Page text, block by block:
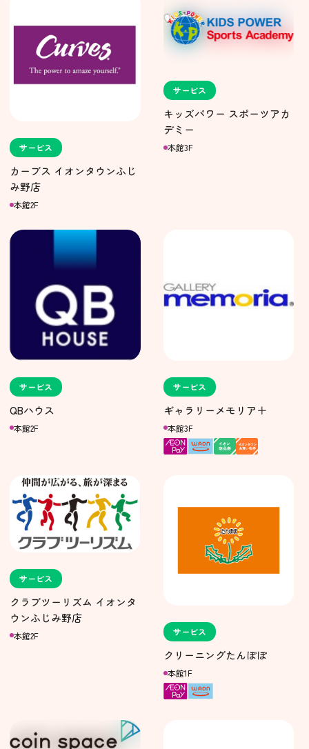
サービス
カーブス イオンタウンふじ
み野店
本館2F
サービス
キッズパワー スポーツアカ
デミー
本館3F
サービス
QBハウス
本館2F
サービス
ギャラリーメモリア＋
本館3F
サービス
クラブツーリズム イオンタ
ウンふじみ野店
本館2F サービス
クリーニングたんぽぽ
本館1F